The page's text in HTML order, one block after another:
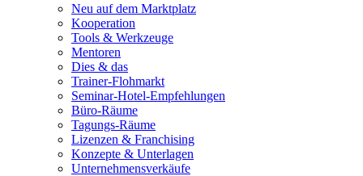
Neu auf dem Marktplatz
Kooperation
Tools & Werkzeuge
Mentoren
Dies & das
Trainer-Flohmarkt
Seminar-Hotel-Empfehlungen
Büro-Räume
Tagungs-Räume
Lizenzen & Franchising
Konzepte & Unterlagen
Unternehmensverkäufe